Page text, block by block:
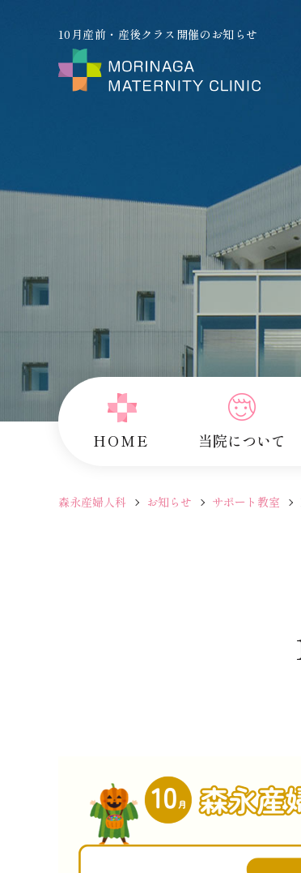
10月産前・産後クラス開催のお知らせ
HOME 当院について
森永産婦人科 お知らせ サポート教室